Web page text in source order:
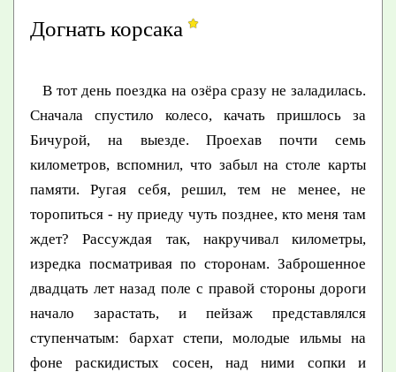
Догнать корсака
В тот день поездка на озёра сразу не заладилась.
Сначала спустило колесо, качать пришлось за
Бичурой, на выезде. Проехав почти семь
километров, вспомнил, что забыл на столе карты
памяти. Ругая себя, решил, тем не менее, не
торопиться - ну приеду чуть позднее, кто меня там
ждет? Рассуждая так, накручивал километры,
изредка посматривая по сторонам. Заброшенное
двадцать лет назад поле с правой стороны дороги
начало зарастать, и пейзаж представлялся
ступенчатым: бархат степи, молодые ильмы на
фоне раскидистых сосен, над ними сопки и